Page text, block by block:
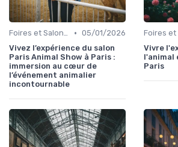
Foires et Salons Grand Public • 05/01/2026
Vivez l’expérience du salon
Paris Animal Show à Paris :
immersion au cœur de
l’événement animalier
incontournable
Vivre
l'animal
Paris